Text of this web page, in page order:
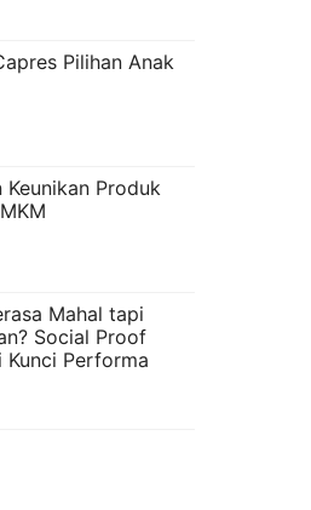
Pilihan Anak
Produk
Mahal tapi
Social Proof
Performa